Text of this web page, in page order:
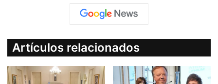
Artículos relacionados